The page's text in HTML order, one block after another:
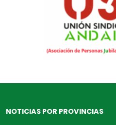
NOTICIAS POR PROVINCIAS